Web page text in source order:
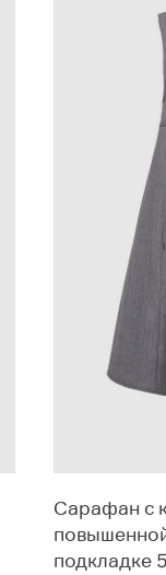
Сарафан с
подкладке